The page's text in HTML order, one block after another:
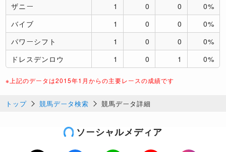
ザニー
1 0 0
0%
バイブ
1 0 0
0%
パワーシフト
1 0 0
0%
ドレスデンロウ
1 0 1 0%
※上記のデータは2015年1月からの主要レースの成績です
トップ 競馬データ検索 競馬データ詳細
ソーシャルメディア